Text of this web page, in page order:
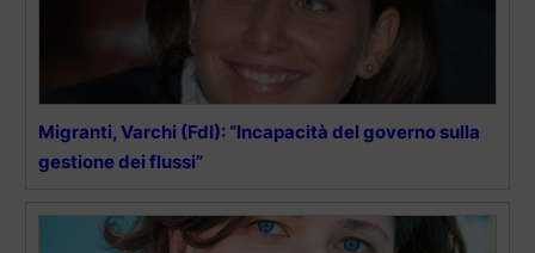
Migranti, Varchi (FdI): “Incapacità del governo sulla
gestione dei flussi”